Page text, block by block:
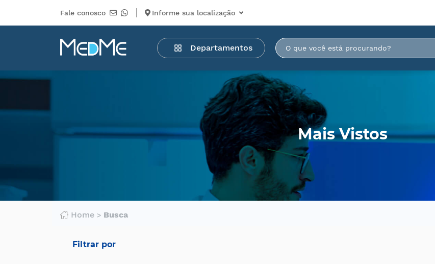
Fale conosco Informe sua localização
Departamentos
Departamentos
Medicamentos
Higiene
pessoal
Mercearia
Serviços
Mais Vistos
Home Busca
Filtrar por